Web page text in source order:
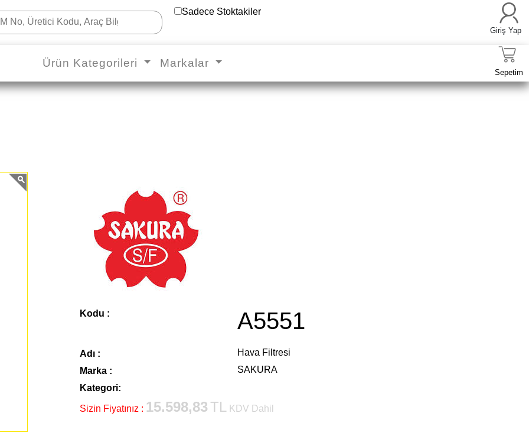
Sadece Stoktakiler
Giriş Yap
Ürün Kategorileri Markalar
Sepetim
Kodu : A5551
Adı :
Hava Filtresi
Marka :
SAKURA
Kategori:
Sizin Fiyatınız : 15.598,83 TL KDV Dahil